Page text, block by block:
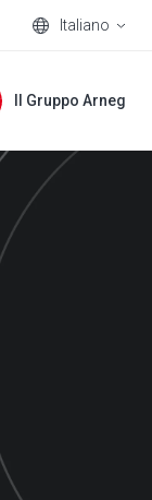
Italiano
Il Gruppo Arneg